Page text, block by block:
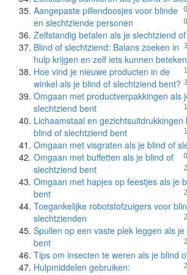
Aangepaste pillendoosjes voor blinde
en slechtziende personen
Zelfstandig betalen als je slechtziend
Blind of slechtziend: Balans zoeken in
hulp krijgen en zelf iets kunnen
Hoe vind je nieuwe producten in de
winkel als je blind of slechtziend bent?
Omgaan met productverpakkingen als
slechtziend bent
Lichaamstaal en
blind of slechtziend bent
Omgaan met visgraten als je blind of
Omgaan met buffetten als je blind of
slechtziend bent
Omgaan met hapjes op feestjes als je
bent
Toegankelijke robotstofzuigers voor
slechtzienden
Spullen op een vaste plek leggen als
bent
Tips om insecten te weren als je blind
Hulpmiddelen gebruiken: